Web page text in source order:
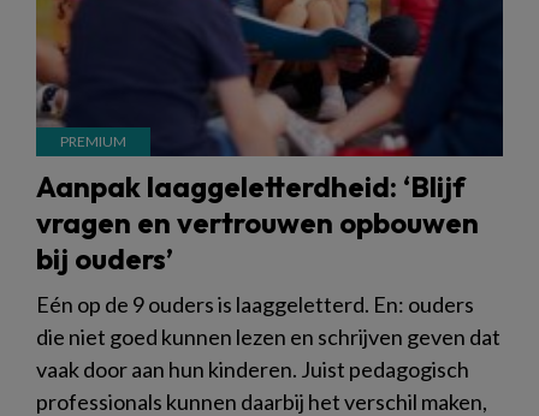
Aanpak laaggeletterdheid: ‘Blijf
vragen en vertrouwen opbouwen
bij ouders’
Eén op de 9 ouders is laaggeletterd. En: ouders
die niet goed kunnen lezen en schrijven geven dat
vaak door aan hun kinderen. Juist pedagogisch
professionals kunnen daarbij het verschil maken,